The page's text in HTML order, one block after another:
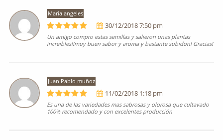
Maria angeles
30/12/2018 7:50 pm
Un amigo compro estas semillas y salieron unas plantas
increibles!!muy buen sabor y aroma y bastante subidon! Gracias!
Juan Pablo muñoz
11/02/2018 1:18 pm
Es una de las variedades mas sabrosas y olorosa que cultavado
100% recomendado y con excelentes producción